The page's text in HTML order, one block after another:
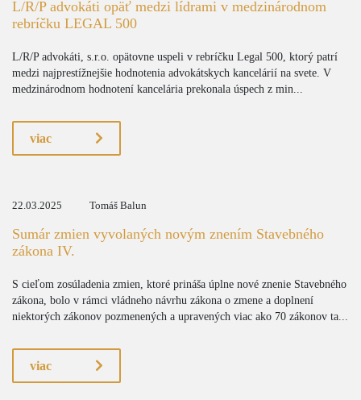
L/R/P advokáti opäť medzi lídrami v medzinárodnom
rebríčku LEGAL 500
L/R/P advokáti, s.r.o. opätovne uspeli v rebríčku Legal 500, ktorý patrí
medzi najprestížnejšie hodnotenia advokátskych kancelárií na svete. V
medzinárodnom hodnotení kancelária prekonala úspech z min...
viac
22.03.2025 Tomáš Balun
Sumár zmien vyvolaných novým znením Stavebného
zákona IV.
S cieľom zosúladenia zmien, ktoré prináša úplne nové znenie Stavebného
zákona, bolo v rámci vládneho návrhu zákona o zmene a doplnení
niektorých zákonov pozmenených a upravených viac ako 70 zákonov ta...
viac